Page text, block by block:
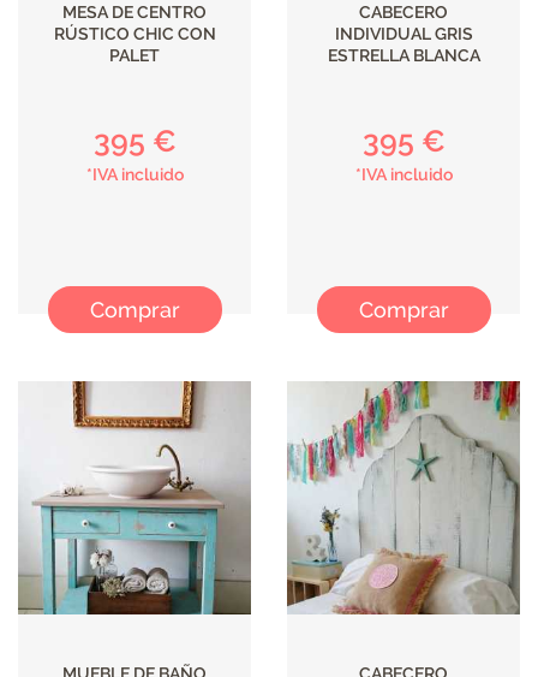
MESA DE CENTRO
RÚSTICO CHIC CON
PALET
395 €
*IVA incluido
Comprar
CABECERO
INDIVIDUAL GRIS
ESTRELLA BLANCA
395 €
*IVA incluido
Comprar
MUEBLE DE BAÑO
CABECERO